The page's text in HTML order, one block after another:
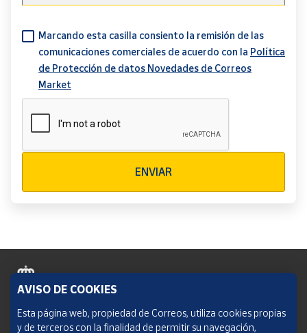
Marcando esta casilla consiento la remisión de las
comunicaciones comerciales de acuerdo con la Política
de Protección de datos Novedades de Correos
Market
ENVIAR
Política de cookies
AVISO DE COOKIES
Esta página web, propiedad de Correos, utiliza cookies propias
y de terceros con la finalidad de permitir su navegación,